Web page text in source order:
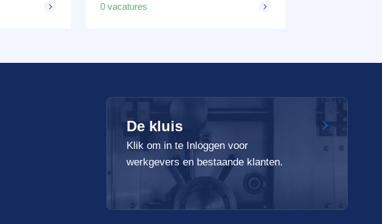
0 vacatures
De kluis
Klik om in te Inloggen voor
werkgevers en bestaande klanten.